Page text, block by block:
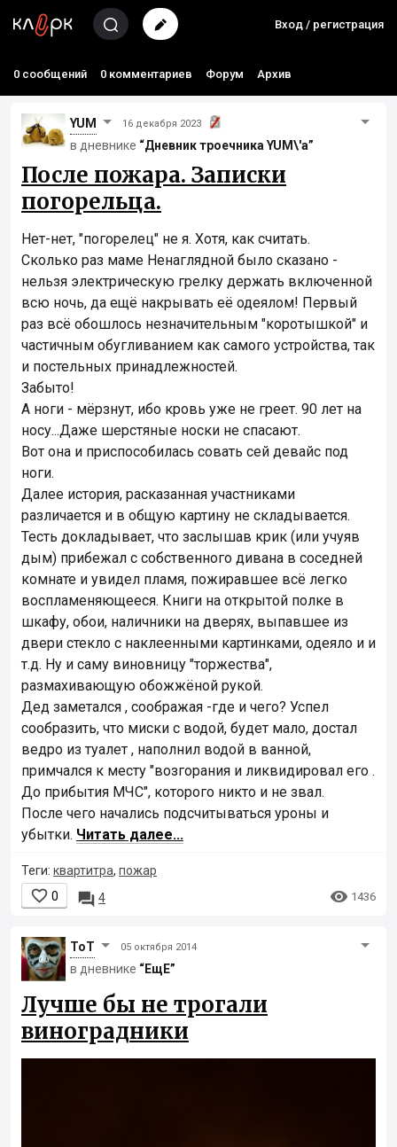
Вход / регистрация
0 сообщений 0 комментариев Форум Архив
YUM 16 декабря 2023
в дневнике “Дневник троечника YUM\'а”
После пожара. Записки
погорельца.
Нет-нет, "погорелец" не я. Хотя, как считать.
Сколько раз маме Ненаглядной было сказано -
нельзя электрическую грелку держать включенной
всю ночь, да ещё накрывать её одеялом! Первый
раз всё обошлось незначительным "коротышкой" и
частичным обугливанием как самого устройства, так
и постельных принадлежностей.
Забыто!
А ноги - мёрзнут, ибо кровь уже не греет. 90 лет на
носу...Даже шерстяные носки не спасают.
Вот она и приспособилась совать сей девайс под
ноги.
Далее история, расказанная участниками
различается и в общую картину не складывается.
Тесть докладывает, что заслышав крик (или учуяв
дым) прибежал с собственного дивана в соседней
комнате и увидел пламя, пожиравшее всё легко
воспламеняющееся. Книги на открытой полке в
шкафу, обои, наличники на дверях, выпавшее из
двери стекло с наклеенными картинками, одеяло и и
т.д. Ну и саму виновницу "торжества",
размахивающую обожжёной рукой.
Дед заметался , соображая -где и чего? Успел
сообразить, что миски с водой, будет мало, достал
ведро из туалет , наполнил водой в ванной,
примчался к месту "возгорания и ликвидировал его .
До прибытия МЧС", которого никто и не звал.
После чего начались подсчитываться уроны и
убытки. Читать далее...
Теги: квартитра, пожар
 0  4  1436
ToT 05 октября 2014
в дневнике “ЕщЕ”
Лучше бы не трогали
виноградники